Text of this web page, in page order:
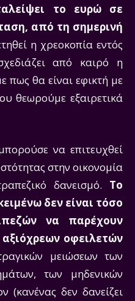
το ευρώ σε
από τη σημερινή
η χρεοκοπία εντός
από καιρό η
πως θα είναι εφικτή με
θεωρούμε εξαιρετικά
να επιτευχθεί
στην οικονομία
δανεισμό. Το
δεν είναι τόσο
να παρέχουν
οφειλετών
μειώσεων των
των μηδενικών
(κανένας δεν δανείζει